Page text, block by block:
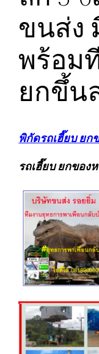
ขนส่ง
พร้อม
ยกขึ้น
พิกัดรถเฮี๊ยบ ยก
รถเฮี๊ยบ ยกของ